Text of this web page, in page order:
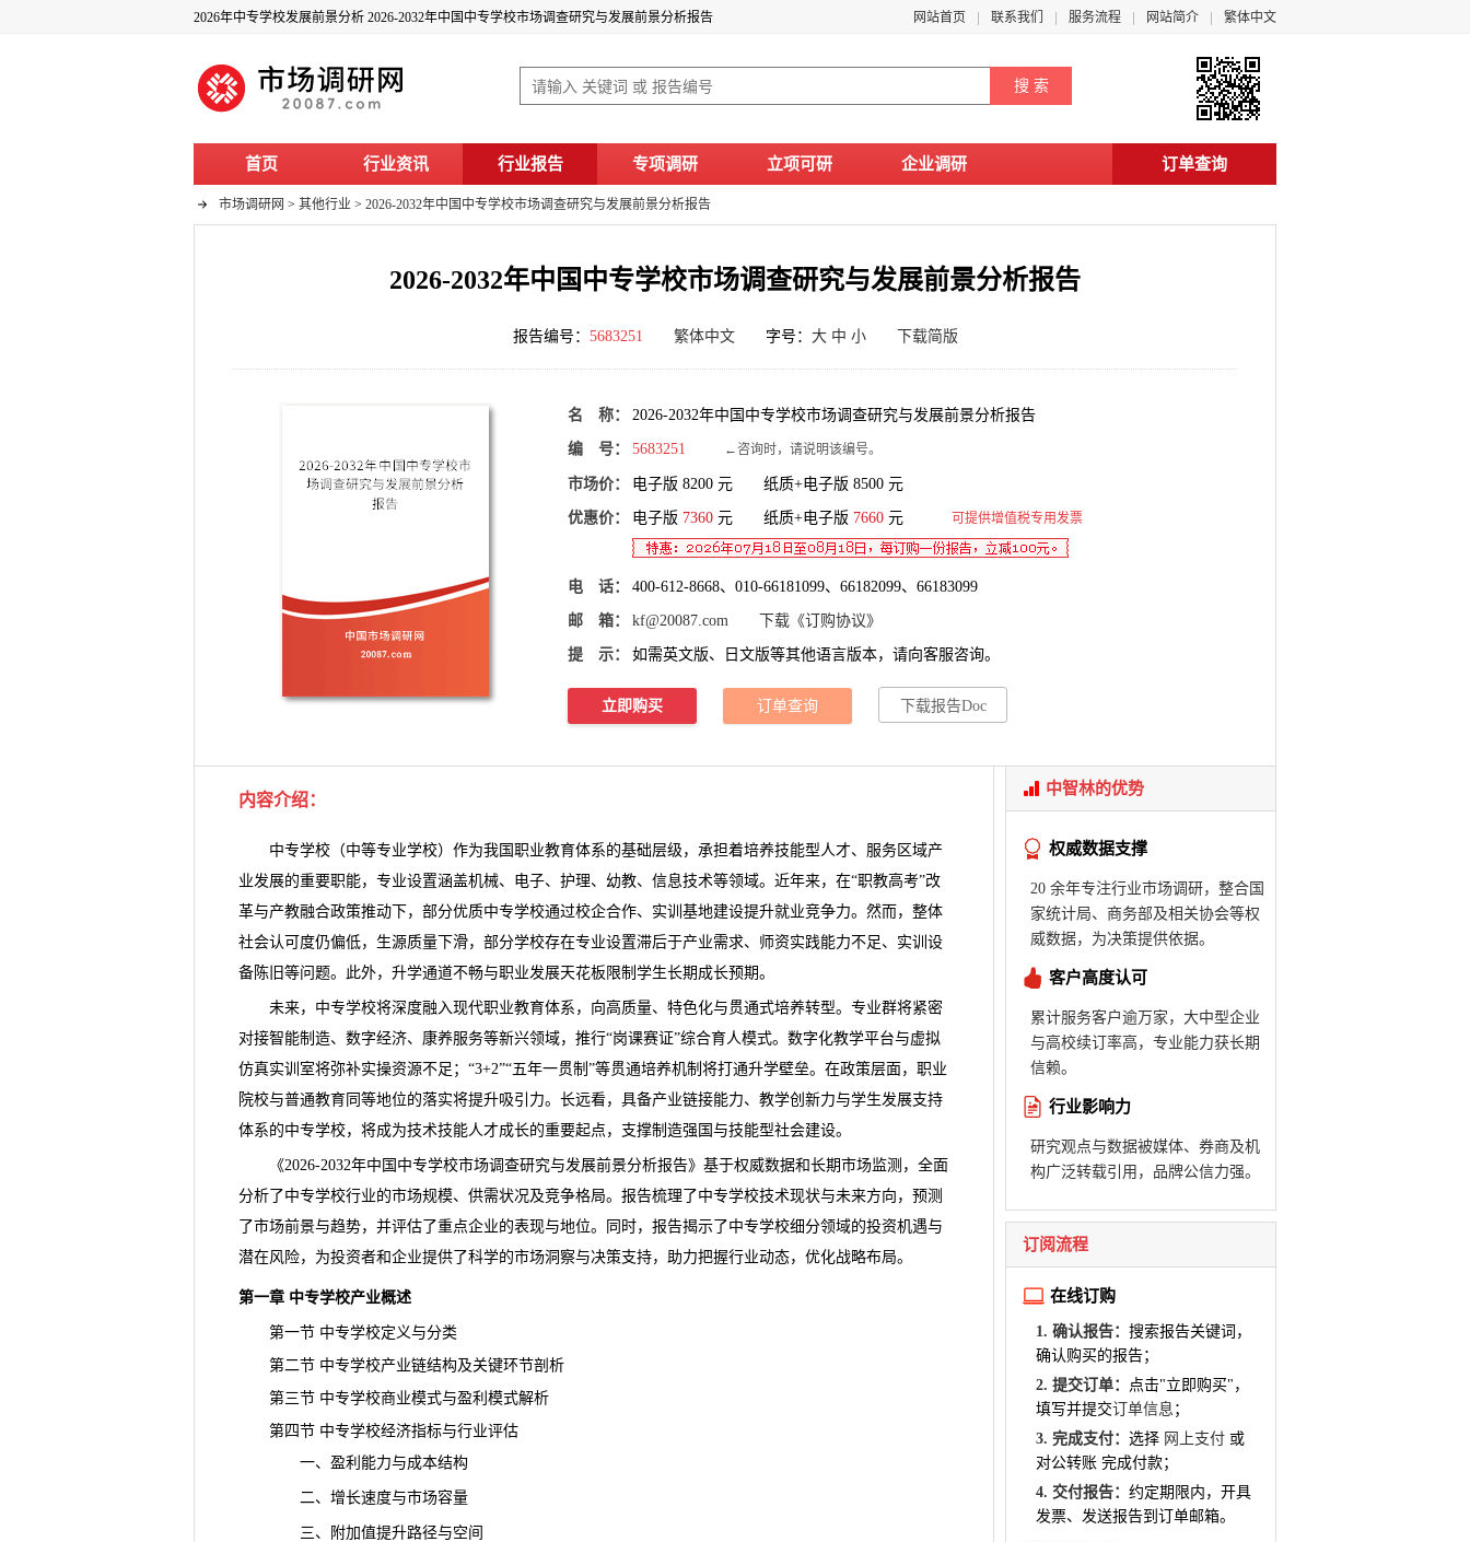
2026年中专学校发展前景分析 2026-2032年中国中专学校市场调查研究与发展前景分析报告 网站首页 联系我们 服务流程 网站简介 繁体中文
首页 行业资讯 行业报告 专项调研 立项可研 企业调研 订单查询
市场调研网 > 其他行业 > 2026-2032年中国中专学校市场调查研究与发展前景分析报告
2026-2032年中国中专学校市场调查研究与发展前景分析报告
报告编号： 5683251 繁体中文字号： 大 中 小 下载简版
名 称： 2026-2032年中国中专学校市场调查研究与发展前景分析报告
编 号： 5683251 ←咨询时，请说明该编号。
市场价： 电子版 8200 元 纸质+电子版 8500 元
优惠价： 电子版 7360 元 纸质+电子版 7660 元 可提供增值税专用发票
电 话： 400-612-8668、010-66181099、66182099、66183099
邮 箱： kf@20087.com 下载《订购协议》
提 示： 如需英文版、日文版等其他语言版本，请向客服咨询。
立即购买 订单查询 下载报告Doc
内容介绍：
中专学校 （中等专业学校）作为我国职业教育体系的基础层级，承担着培养技能型人才、 服务区域产
业发展的重要职能，专业设置涵盖机械、电子、护理、幼教、信息技术等领域。近年来，在“职教高考”改
革与产教融合政策推动下，部分优质中专学校通过校企合作、实训基地建设提升就业竞争力。然而，整体
社会认可度仍偏低，生源质量下滑，部分学校存在专业设置滞后于产业需求、师资实践能力不足、实训设
备陈旧等问题。此外，升学通道不畅与职业发展天花板限制学生长期成长预期。
未来，中专学校将深度融入现代职业教育体系，向高质量、特色化与贯通式培养转型。专业群将紧密
对接智能制造、数字经济、康养服务等新兴领域，推行“岗课赛证”综合育人模式。数字化教学平台与虚拟
仿真实训室将弥补实操资源不足；“3+2”“五年一贯制”等贯通培养机制将打通升学壁垒。在政策层面，职业
院校与普通教育同等地位的落实将提升吸引力。长远看，具备产业链接能力、教学创新力与学生发展支持
体系的中专学校，将成为技术技能人才成长的重要起点，支撑制造强国与技能型社会建设。
《2026-2032年中国中专学校市场调查研究与发展前景分析报告》基于权威数据和长期市场监测，全面
分析了中专学校行业的市场规模、供需状况及竞争格局。报告梳理了中专学校技术现状与未来方向，预测
了市场前景与趋势，并评估了重点企业的表现与地位。同时，报告揭示了中专学校细分领域的投资机遇与
潜在风险，为投资者和企业提供了科学的市场洞察与决策支持，助力把握行业动态，优化战略布局。
第一章 中专学校产业概述
第一节 中专学校定义与分类
第二节 中专学校产业链结构及关键环节剖析
第三节 中专学校商业模式与盈利模式解析
第四节 中专学校经济指标与行业评估
一、盈利能力与成本结构
二、增长速度与市场容量
三、附加值提升路径与空间
中智林的优势
权威数据支撑
20 余年专注行业市场调研，整合国
家统计局、商务部及相关协会等权
威数据，为决策提供依据。
客户高度认可
累计服务客户逾万家，大中型企业
与高校续订率高，专业能力获长期
信赖。
行业影响力
研究观点与数据被媒体、券商及机
构广泛转载引用，品牌公信力强。
订阅流程
在线订购
1. 确认报告： 搜索报告关键词，
确认购买的报告；
2. 提交订单： 点击"立即购买"，
填写并提交订单信息 ；
3. 完成支付： 选择 网上支付 或
对公转账 完成付款；
4. 交付报告： 约定期限内，开具
发票、发送报告到订单邮箱。